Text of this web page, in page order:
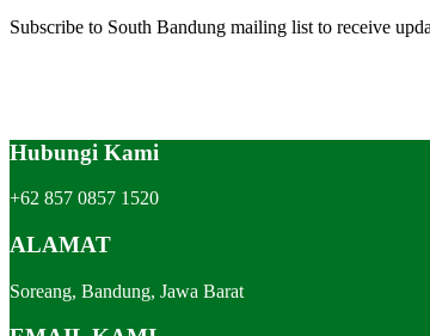
Subscribe to South Bandung mailing list to receive
Hubungi Kami
+62 857 0857 1520
ALAMAT
Soreang, Bandung, Jawa Barat